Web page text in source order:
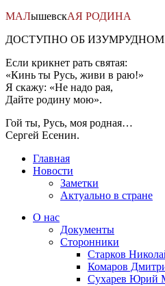
МАЛышевскАЯ РОДИНА
ДОСТУПНО ОБ ИЗУМРУДНОМ
Если крикнет рать святая:
«Кинь ты Русь, живи в раю!»
Я скажу: «Не надо рая,
Дайте родину мою».
Гой ты, Русь, моя родная…
Сергей Есенин.
Главная
Новости
Заметки
Актуально в стране
О нас
Документы
Сторонники
Старков
Комаров
Сухарев Юрий